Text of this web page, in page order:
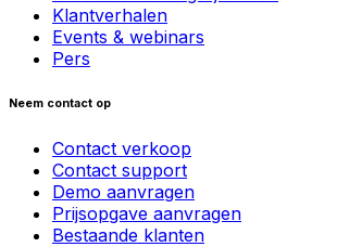
Klantverhalen
Events & webinars
Pers
Neem contact op
Contact verkoop
Contact support
Demo aanvragen
Prijsopgave aanvragen
Bestaande klanten